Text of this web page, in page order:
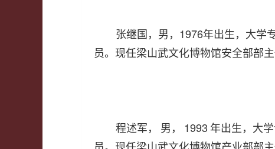
张继国，男，1976年出生，大学
员。现任梁山武文化博物馆安全部部主
程述军， 男， 1993 年出生，大
员。现任梁山武文化博物馆产业部部主